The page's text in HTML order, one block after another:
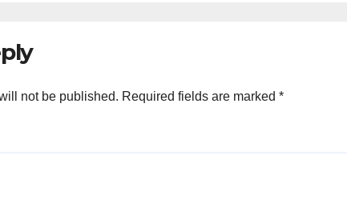
not be published. Required fields are marked *